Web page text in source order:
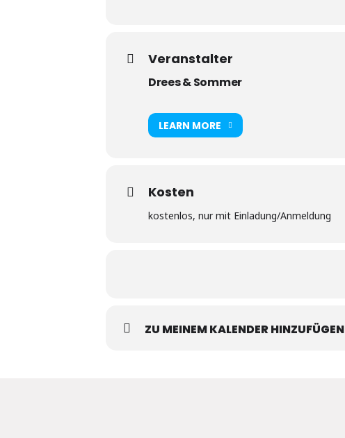
Veranstalter
Drees & Sommer
LEARN MORE
Kosten
kostenlos, nur mit Einladung/Anmeldung
ZU MEINEM KALENDER HINZUFÜGEN